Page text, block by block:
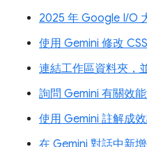
2025 年 Google I/O
使用 Gemini 修改
連結工作區資料夾，
詢問 Gemini 有關效
使用 Gemini 註解成
在 Gemini 對話中新